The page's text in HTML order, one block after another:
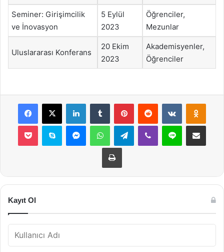
Seminer: Girişimcilik
ve İnovasyon
5 Eylül
2023
Öğrenciler,
Mezunlar
Uluslararası Konferans
20 Ekim
2023
Akademisyenler,
Öğrenciler
Facebook
X LinkedInTumblr PinterestReddit VKontakte
Pocket Skype MessengerWhatsAppTelegramViber Line E-Posta ile
Yazdır
Kayıt Ol